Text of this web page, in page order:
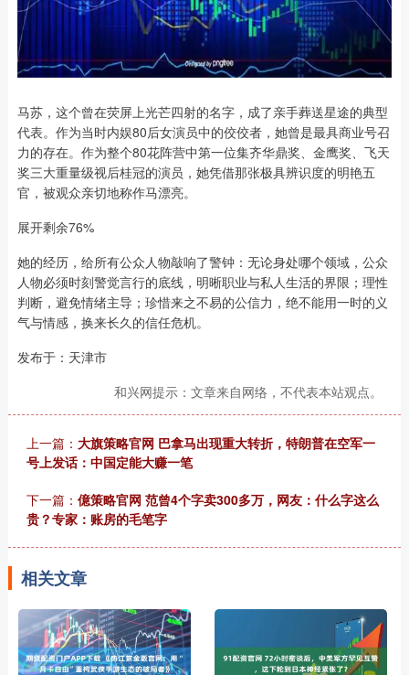
马苏，这个曾在荧屏上光芒四射的名字，成了亲手葬送星途的典型
代表。作为当时内娱80后女演员中的佼佼者，她曾是最具商业号召
力的存在。作为整个80花阵营中第一位集齐华鼎奖、金鹰奖、飞天
奖三大重量级视后桂冠的演员，她凭借那张极具辨识度的明艳五
官，被观众亲切地称作马漂亮。
展开剩余76%
她的经历，给所有公众人物敲响了警钟：无论身处哪个领域，公众
人物必须时刻警觉言行的底线，明晰职业与私人生活的界限；理性
判断，避免情绪主导；珍惜来之不易的公信力，绝不能用一时的义
气与情感，换来长久的信任危机。
发布于：天津市
和兴网提示：文章来自网络，不代表本站观点。
上一篇： 大旗策略官网 巴拿马出现重大转折，特朗普在空军一
号上发话：中国定能大赚一笔
下一篇： 億策略官网 范曾4个字卖300多万，网友：什么字这么
贵？专家：账房的毛笔字
相关文章